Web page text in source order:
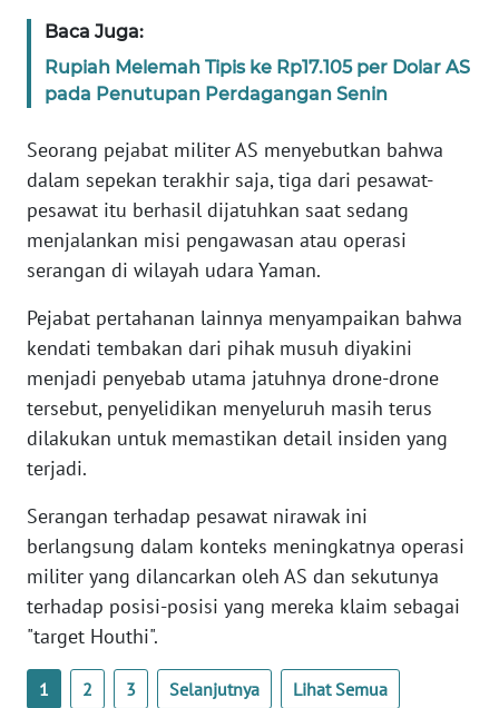
Baca Juga:
Rupiah Melemah Tipis ke Rp17.105 per Dolar AS
pada Penutupan Perdagangan Senin
Seorang pejabat militer AS menyebutkan bahwa
dalam sepekan terakhir saja, tiga dari pesawat-
pesawat itu berhasil dijatuhkan saat sedang
menjalankan misi pengawasan atau operasi
serangan di wilayah udara Yaman.
Pejabat pertahanan lainnya menyampaikan bahwa
kendati tembakan dari pihak musuh diyakini
menjadi penyebab utama jatuhnya drone-drone
tersebut, penyelidikan menyeluruh masih terus
dilakukan untuk memastikan detail insiden yang
terjadi.
Serangan terhadap pesawat nirawak ini
berlangsung dalam konteks meningkatnya operasi
militer yang dilancarkan oleh AS dan sekutunya
terhadap posisi-posisi yang mereka klaim sebagai
"target Houthi".
1 2 3 Selanjutnya Lihat Semua
WN
JAKARTA
WN
JABAR
BANTEN
WN
NTT
WN
KEPRI
WN
WN
PAPUA
BARAT
RIAU